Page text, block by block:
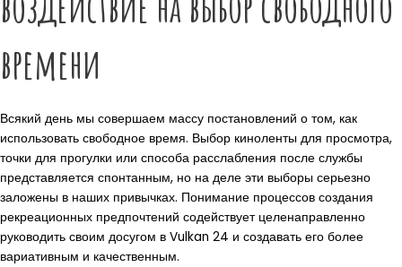
времени
Всякий день мы совершаем массу постановлений о том, как
использовать свободное время. Выбор киноленты для просмотра,
точки для прогулки или способа расслабления после службы
представляется спонтанным, но на деле эти выборы серьезно
заложены в наших привычках. Понимание процессов создания
рекреационных предпочтений содействует целенаправленно
руководить своим досугом в Vulkan 24 и создавать его более
вариативным и качественным.